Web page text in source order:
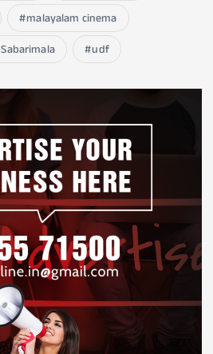
malayalam cinema
Sabarimala udf